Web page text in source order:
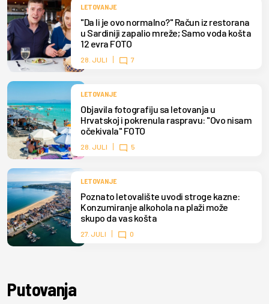
LETOVANJE
"Da li je ovo normalno?" Račun iz restorana
u Sardiniji zapalio mreže; Samo voda košta
12 evra FOTO
28. JULI 7
LETOVANJE
Objavila fotografiju sa letovanja u
Hrvatskoj i pokrenula raspravu: "Ovo nisam
očekivala" FOTO
28. JULI 5
LETOVANJE
Poznato letovalište uvodi stroge kazne:
Konzumiranje alkohola na plaži može
skupo da vas košta
27. JULI 0
Putovanja